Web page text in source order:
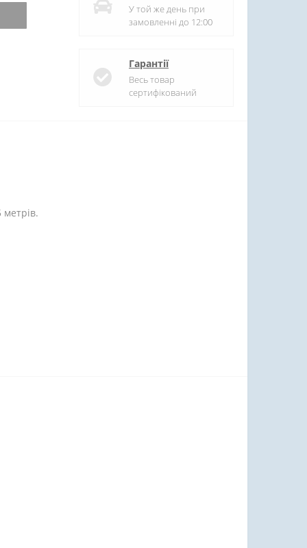
У той же день при
замовленні до 12:00
Гарантії
Весь товар
сертифікований